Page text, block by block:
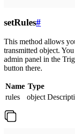
setRules#
This method allows
transmitted object.
admin panel in the
button there.
Name Type
rules
object